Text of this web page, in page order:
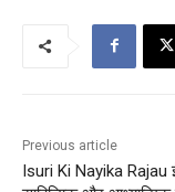
Previous article
Isuri Ki Nayika Rajau